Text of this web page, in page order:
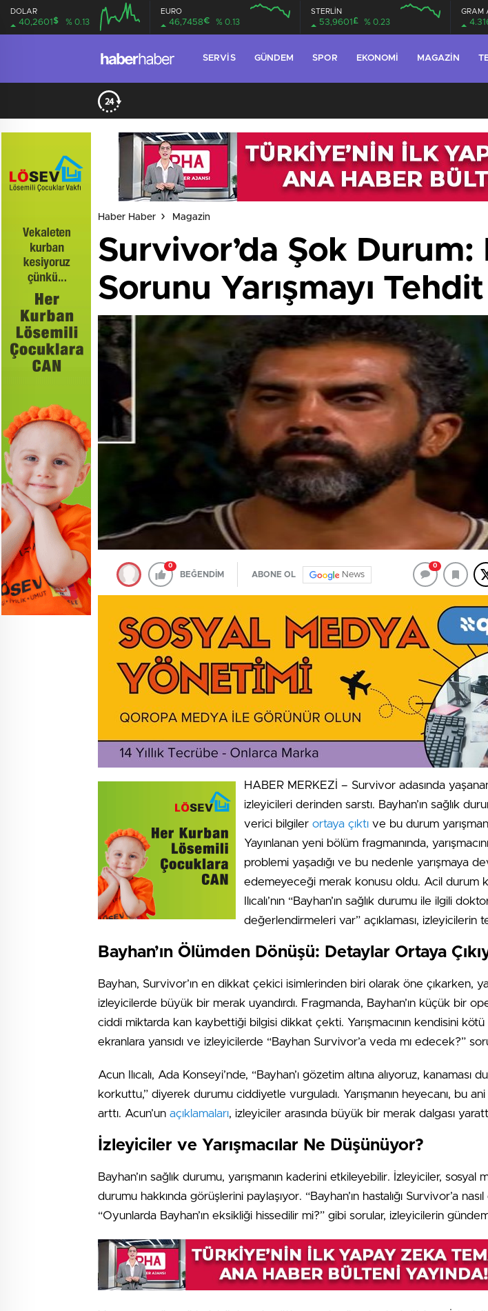
DOLAR
40,2601 $ % 0.13
EURO
46,7458€ % 0.13
STERLİN
53,9601 £ % 0.23
GRAM
SERVIS GÜNDEM SPOR EKONOMI MAGAZIN
Haber Haber Magazin
Survivor’da Şok Durum:
Sorunu Yarışmayı
0
BEĞENDİM ABONE OL News
0
HABER MERKEZİ – Survivor adasında
izleyicileri derinden sarstı. Bayhan’ın sağlık
verici bilgiler ortaya çıktı ve bu durum
Yayınlanan yeni bölüm fragmanında,
problemi yaşadığı ve bu nedenle yarışmaya
edemeyeceği merak konusu oldu. Acil durum
Ilıcalı’nın “Bayhan’ın sağlık durumu ile ilgili
değerlendirmeleri var” açıklaması, izleyicilerin
Bayhan’ın Ölümden Dönüşü: Detaylar Ortaya
Bayhan, Survivor’ın en dikkat çekici isimlerinden biri olarak öne çıkarken,
izleyicilerde büyük bir merak uyandırdı. Fragmanda, Bayhan’ın küçük bir
ciddi miktarda kan kaybettiği bilgisi dikkat çekti. Yarışmacının kendisini kötü
ekranlara yansıdı ve izleyicilerde “Bayhan Survivor’a veda mı edecek?”
Acun Ilıcalı, Ada Konseyi’nde, “Bayhan’ı gözetim altına alıyoruz, kanaması
korkuttu,” diyerek durumu ciddiyetle vurguladı. Yarışmanın heyecanı, bu
arttı. Acun’un açıklamaları, izleyiciler arasında büyük bir merak dalgası
İzleyiciler ve Yarışmacılar Ne Düşünüyor?
Bayhan’ın sağlık durumu, yarışmanın kaderini etkileyebilir. İzleyiciler, sosyal
durumu hakkında görüşlerini paylaşıyor. “Bayhan’ın hastalığı Survivor’a
“Oyunlarda Bayhan’ın eksikliği hissedilir mi?” gibi sorular, izleyicilerin